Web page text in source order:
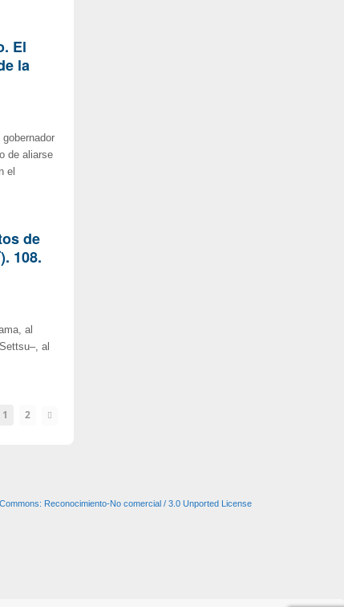
El
la
de aliarse
el
de
108.
al
al
1 2
Reconocimiento-No comercial / 3.0 Unported License